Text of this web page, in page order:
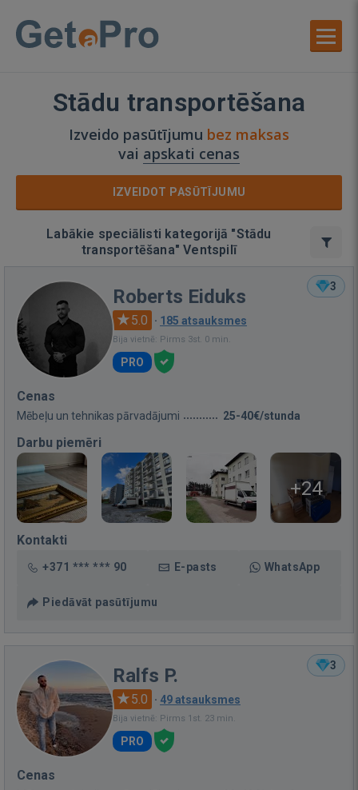
Stādu transportēšana
Izveido pasūtījumu bez maksas
vai apskati cenas
IZVEIDOT PASŪTĪJUMU
Labākie speciālisti kategorijā "Stādu
transportēšana" Ventspilī
3
Roberts Eiduks
5.0 · 185 atsauksmes
Bija vietnē: Pirms 3st. 0 min.
PRO
Cenas
Mēbeļu un tehnikas pārvadājumi 25-40€/stunda
Darbu piemēri
+24
Kontakti
+371 *** *** 90 E-pasts WhatsApp
Piedāvāt pasūtījumu
3
Ralfs P.
5.0 · 49 atsauksmes
Bija vietnē: Pirms 1st. 23 min.
PRO
Cenas